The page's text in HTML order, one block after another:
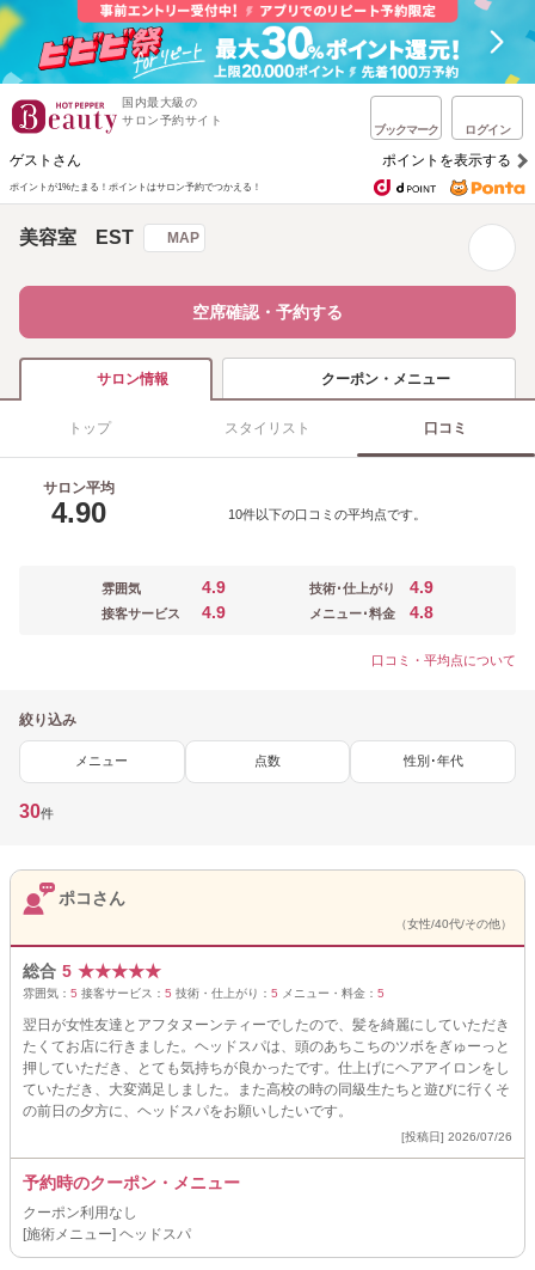
国内最大級の
サロン予約サイト
ブックマーク ログイン
ゲストさん ポイントを表示する
ポイントが1%たまる！ ポイントはサロン予約でつかえる！
美容室 EST MAP
空席確認・予約する
サロン情報 クーポン・メニュー
トップ スタイリスト 口コミ
サロン平均
4.90 10件以下の口コミの平均点です。
雰囲気 4.9
接客サービス 4.9
技術･仕上がり 4.9
メニュー･料金 4.8
口コミ・平均点について
絞り込み
メニュー 点数 性別･年代
30件
ポコさん
（女性/40代/その他）
総合 5 ★★★★★
雰囲気： 5 接客サービス： 5 技術・仕上がり： 5 メニュー・料金： 5
翌日が女性友達とアフタヌーンティーでしたので、髪を綺麗にしていただき
たくてお店に行きました。ヘッドスパは、頭のあちこちのツボをぎゅーっと
押していただき、とても気持ちが良かったです。仕上げにヘアアイロンをし
ていただき、大変満足しました。また高校の時の同級生たちと遊びに行くそ
の前日の夕方に、ヘッドスパをお願いしたいです。
[投稿日] 2026/07/26
予約時のクーポン・メニュー
クーポン利用なし
[施術メニュー] ヘッドスパ